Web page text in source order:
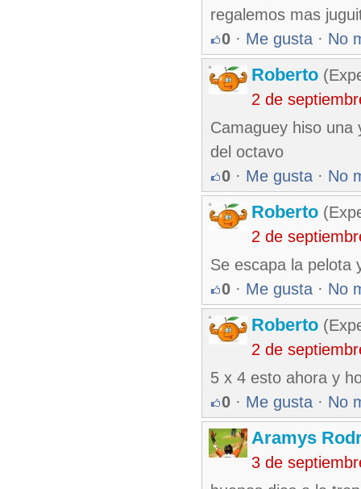
regalemos mas
0 · Me gusta · No
Roberto
2 de
Camaguey hiso
del octavo
0 · Me gusta · No
Roberto
2 de
Se escapa la pelota
0 · Me gusta · No
Roberto
2 de
5 x 4 esto ahora y
0 · Me gusta · No
Aramys
3 de